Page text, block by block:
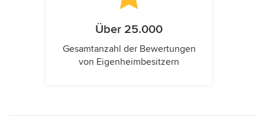
Über 25.000
Gesamtanzahl der Bewertungen
von Eigenheimbesitzern